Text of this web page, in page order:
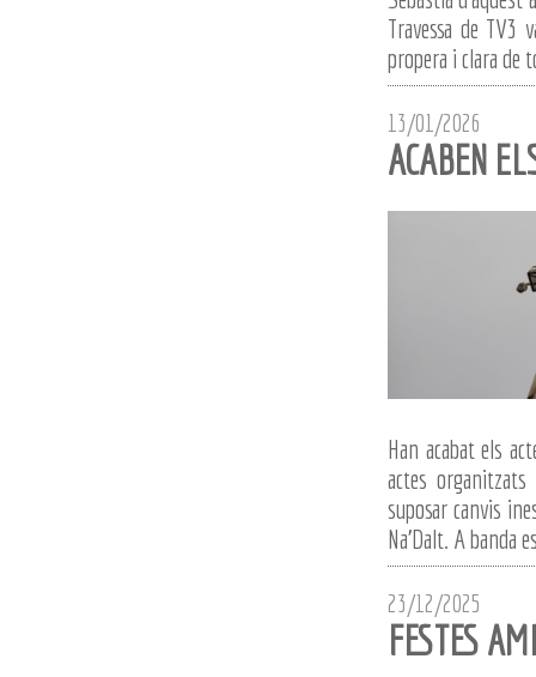
Travessa de
propera i clara de
13/01/2026
ACABEN
Han acabat els
actes
suposar canvis
Na'Dalt. A banda
23/12/2025
FESTES